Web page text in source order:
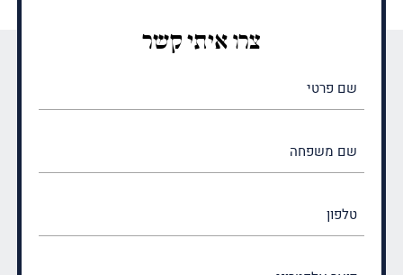
צרו איתי קשר
(חובה)
(חובה)